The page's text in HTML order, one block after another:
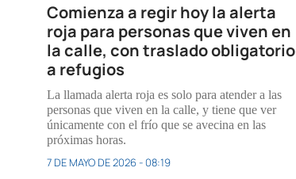
Comienza a regir hoy la alerta
roja para personas que viven en
la calle, con traslado obligatorio
a refugios
La llamada alerta roja es solo para atender a las
personas que viven en la calle, y tiene que ver
únicamente con el frío que se avecina en las
próximas horas.
7 DE MAYO DE 2026 - 08:19